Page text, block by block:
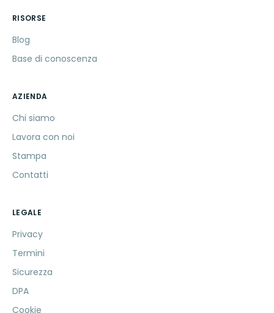
RISORSE
Blog
Base di conoscenza
AZIENDA
Chi siamo
Lavora con noi
Stampa
Contatti
LEGALE
Privacy
Termini
Sicurezza
DPA
Cookie